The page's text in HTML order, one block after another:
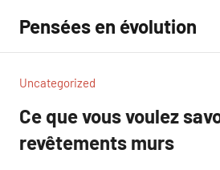
contenu
Pensées en évolution
Uncategorized
Ce que vous voulez
revêtements murs